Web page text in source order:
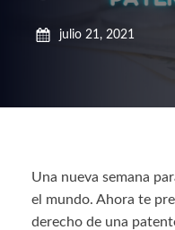
julio 21, 2021
Una nueva semana
el mundo. Ahora te
derecho de una